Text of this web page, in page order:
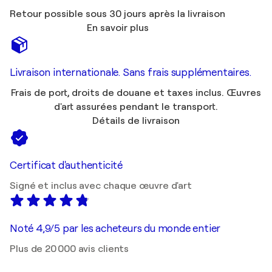
Retour possible sous 30 jours après la livraison
En savoir plus
Livraison internationale. Sans frais supplémentaires.
Frais de port, droits de douane et taxes inclus. Œuvres
d'art assurées pendant le transport.
Détails de livraison
Certificat d'authenticité
Signé et inclus avec chaque œuvre d'art
Noté 4,9/5 par les acheteurs du monde entier
Plus de 20 000 avis clients